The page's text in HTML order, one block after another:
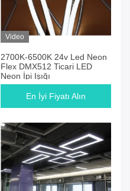
Video
2700K-6500K 24v Led Neon
Flex DMX512 Ticari LED
Neon İpi Işığı
En İyi Fiyatı Alın